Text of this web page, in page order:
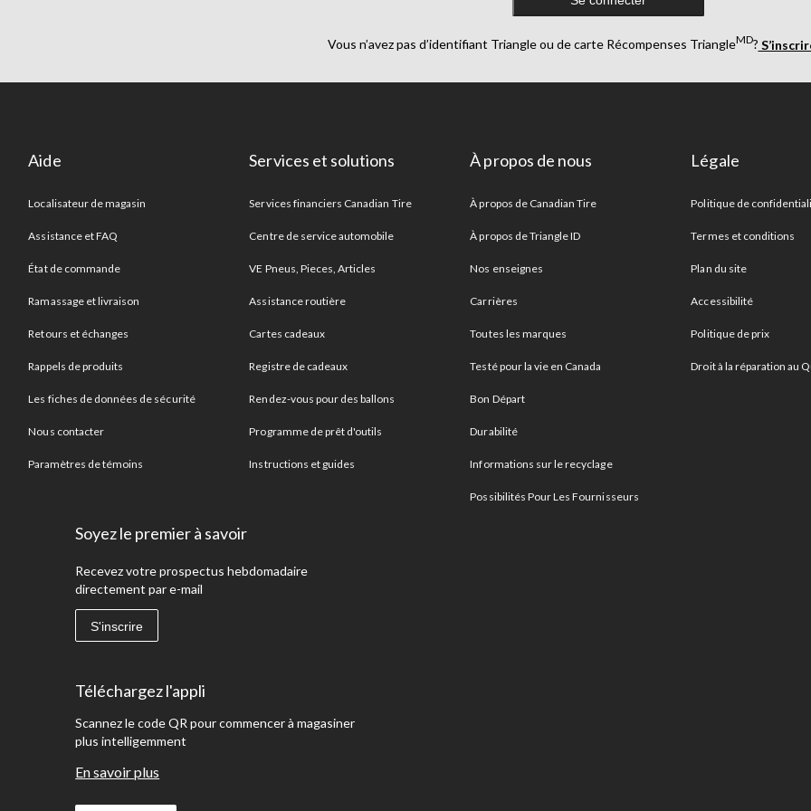
Vous n’avez pas d’identifiant Triangle ou de carte Récompenses TriangleMD?
Aide
Localisateur de magasin
Assistance et FAQ
État de commande
Ramassage et livraison
Retours et échanges
Rappels de produits
Les fiches de données de sécurité
Nous contacter
Paramètres de témoins
Services et solutions
Services financiers Canadian Tire
Centre de service automobile
VE Pneus, Pieces, Articles
Assistance routière
Cartes cadeaux
Registre de cadeaux
Rendez-vous pour des ballons
Programme de prêt d'outils
Instructions et guides
À propos de nous
À propos de Canadian Tire
À propos de Triangle ID
Nos enseignes
Carrières
Toutes les marques
Testé pour la vie en Canada
Bon Départ
Durabilité
Informations sur le recyclage
Possibilités Pour Les Fournisseurs
Légale
Politique de
Termes et conditions
Plan du site
Accessibilité
Politique de prix
Droit à la réparation au
Soyez le premier à savoir
Recevez votre prospectus hebdomadaire
directement par e-mail
S'inscrire
Téléchargez l'appli
Scannez le code QR pour commencer à magasiner
plus intelligemment
En savoir plus